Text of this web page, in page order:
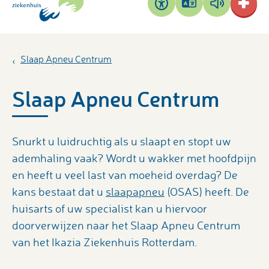
Toegankelijkheid
Pagina
vertalen
Pagina
voorlezen
Slaap Apneu Centrum
Slaap Apneu Centrum
Snurkt u luidruchtig als u slaapt en stopt uw
ademhaling vaak? Wordt u wakker met hoofdpijn
en heeft u veel last van moeheid overdag? De
kans bestaat dat u slaapapneu (OSAS) heeft. De
huisarts of uw specialist kan u hiervoor
doorverwijzen naar het Slaap Apneu Centrum
van het Ikazia Ziekenhuis Rotterdam.